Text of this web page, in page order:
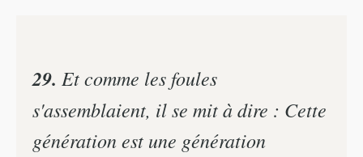
29. Et comme les foules
s'assemblaient, il se mit à dire : Cette
génération est une génération